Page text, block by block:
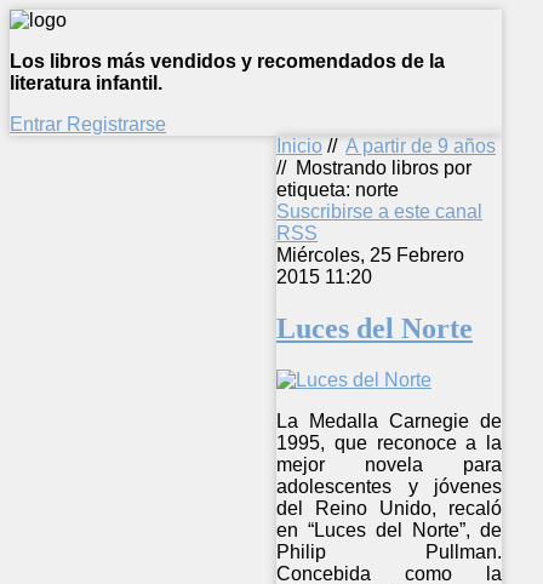
Los libros más vendidos y recomendados de la
literatura infantil.
Entrar Registrarse
Inicio // A partir de 9 años
// Mostrando libros por
etiqueta: norte
Suscribirse a este canal
RSS
Miércoles, 25 Febrero
2015 11:20
Luces del Norte
La Medalla Carnegie de
1995, que reconoce a la
mejor novela para
adolescentes y jóvenes
del Reino Unido, recaló
en “Luces del Norte”, de
Philip Pullman.
Concebida como la